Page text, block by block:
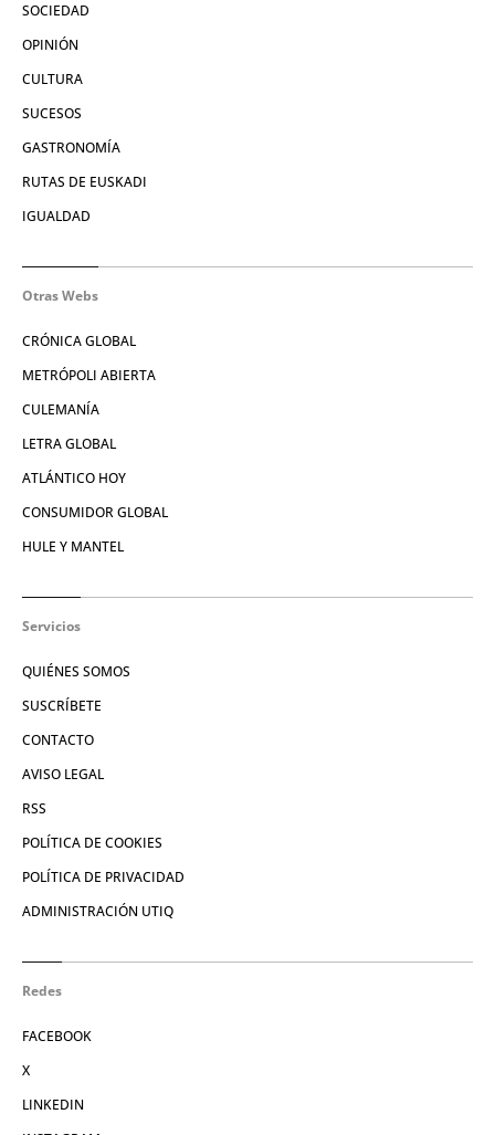
SOCIEDAD
OPINIÓN
CULTURA
SUCESOS
GASTRONOMÍA
RUTAS DE EUSKADI
IGUALDAD
Otras Webs
CRÓNICA GLOBAL
METRÓPOLI ABIERTA
CULEMANÍA
LETRA GLOBAL
ATLÁNTICO HOY
CONSUMIDOR GLOBAL
HULE Y MANTEL
Servicios
QUIÉNES SOMOS
SUSCRÍBETE
CONTACTO
AVISO LEGAL
RSS
POLÍTICA DE COOKIES
POLÍTICA DE PRIVACIDAD
ADMINISTRACIÓN UTIQ
Redes
FACEBOOK
X
LINKEDIN